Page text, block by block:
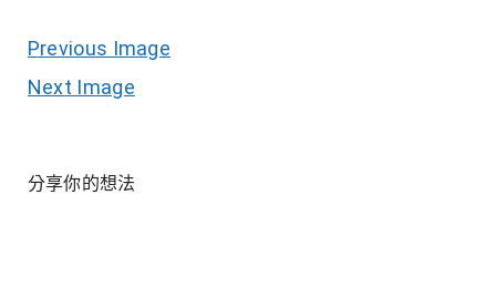
Previous Image
Next Image
分享你的想法